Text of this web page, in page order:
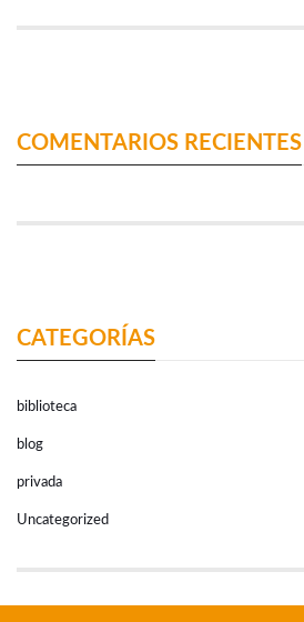
COMENTARIOS RECIENTES
CATEGORÍAS
biblioteca
blog
privada
Uncategorized